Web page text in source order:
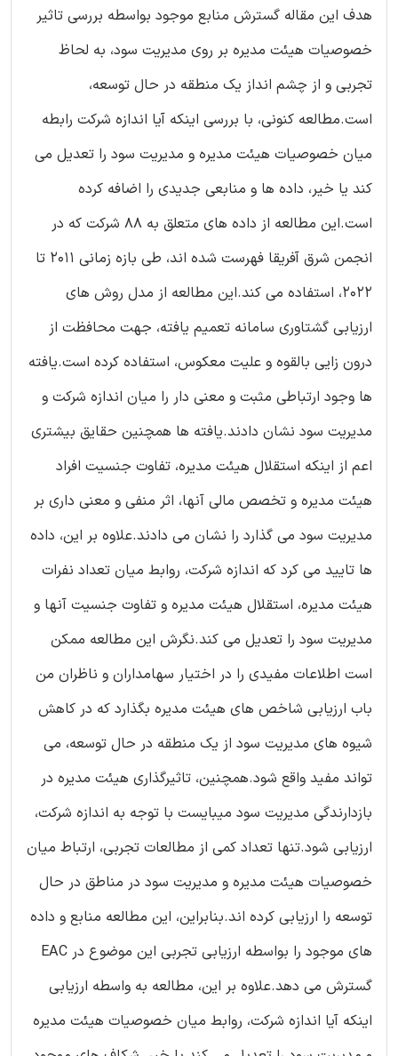
هدف این مقاله گسترش منابع موجود بواسطه بررسی تاثیر
خصوصیات هیئت مدیره بر روی مدیریت سود، به لحاظ
تجربی و از چشم انداز یک منطقه در حال توسعه،
است.مطالعه کنونی، با بررسی اینکه آیا اندازه شرکت رابطه
میان خصوصیات هیئت مدیره و مدیریت سود را تعدیل می
کند یا خیر، داده ها و منابعی جدیدی را اضافه کرده
است.این مطالعه از داده های متعلق به 88 شرکت که در
انجمن شرق آفریقا فهرست شده اند، طی بازه زمانی 2011 تا
2022، استفاده می کند.این مطالعه از مدل روش های
ارزیابی گشتاوری سامانه تعمیم یافته، جهت محافظت از
درون زایی بالقوه و علیت معکوس، استفاده کرده است.یافته
ها وجود ارتباطی مثبت و معنی دار را میان اندازه شرکت و
مدیریت سود نشان دادند.یافته ها همچنین حقایق بیشتری
اعم از اینکه استقلال هیئت مدیره، تفاوت جنسیت افراد
هیئت مدیره و تخصص مالی آنها، اثر منفی و معنی داری بر
مدیریت سود می گذارد را نشان می دادند.علاوه بر این، داده
ها تایید می کرد که اندازه شرکت، روابط میان تعداد نفرات
هیئت مدیره، استقلال هیئت مدیره و تفاوت جنسیت آنها و
مدیریت سود را تعدیل می کند.نگرش این مطالعه ممکن
است اطلاعات مفیدی را در اختیار سهامداران و ناظران من
باب ارزیابی شاخص های هیئت مدیره بگذارد که در کاهش
شیوه های مدیریت سود از یک منطقه در حال توسعه، می
تواند مفید واقع شود.همچنین، تاثیرگذاری هیئت مدیره در
بازدارندگی مدیریت سود میبایست با توجه به اندازه شرکت،
ارزیابی شود.تنها تعداد کمی از مطالعات تجربی، ارتباط میان
خصوصیات هیئت مدیره و مدیریت سود در مناطق در حال
توسعه را ارزیابی کرده اند.بنابراین، این مطالعه منابع و داده
های موجود را بواسطه ارزیابی تجربی این موضوع در EAC
گسترش می دهد.علاوه بر این، مطالعه به واسطه ارزیابی
اینکه آیا اندازه شرکت، روابط میان خصوصیات هیئت مدیره